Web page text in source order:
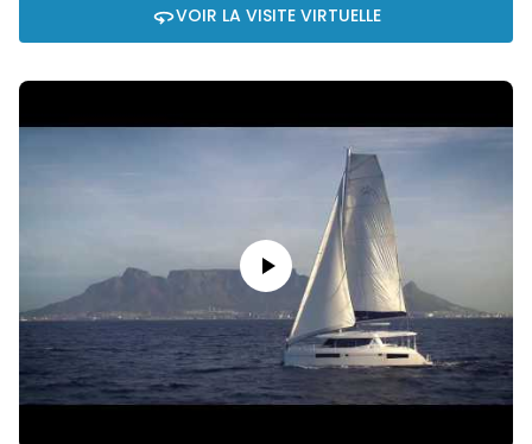
VOIR LA VISITE VIRTUELLE